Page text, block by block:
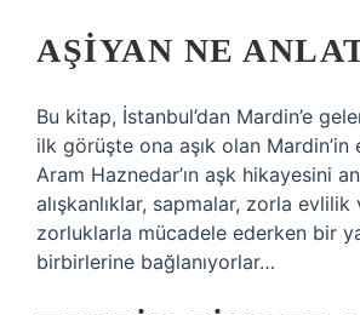
AŞIYAN NE
Bu kitap, İstanbul’dan Mardin’e
ilk görüşte ona aşık olan Mardin’in
Aram Haznedar’ın aşk hikayesini
alışkanlıklar, sapmalar, zorla evlilik
zorluklarla mücadele ederken bir
birbirlerine bağlanıyorlar…